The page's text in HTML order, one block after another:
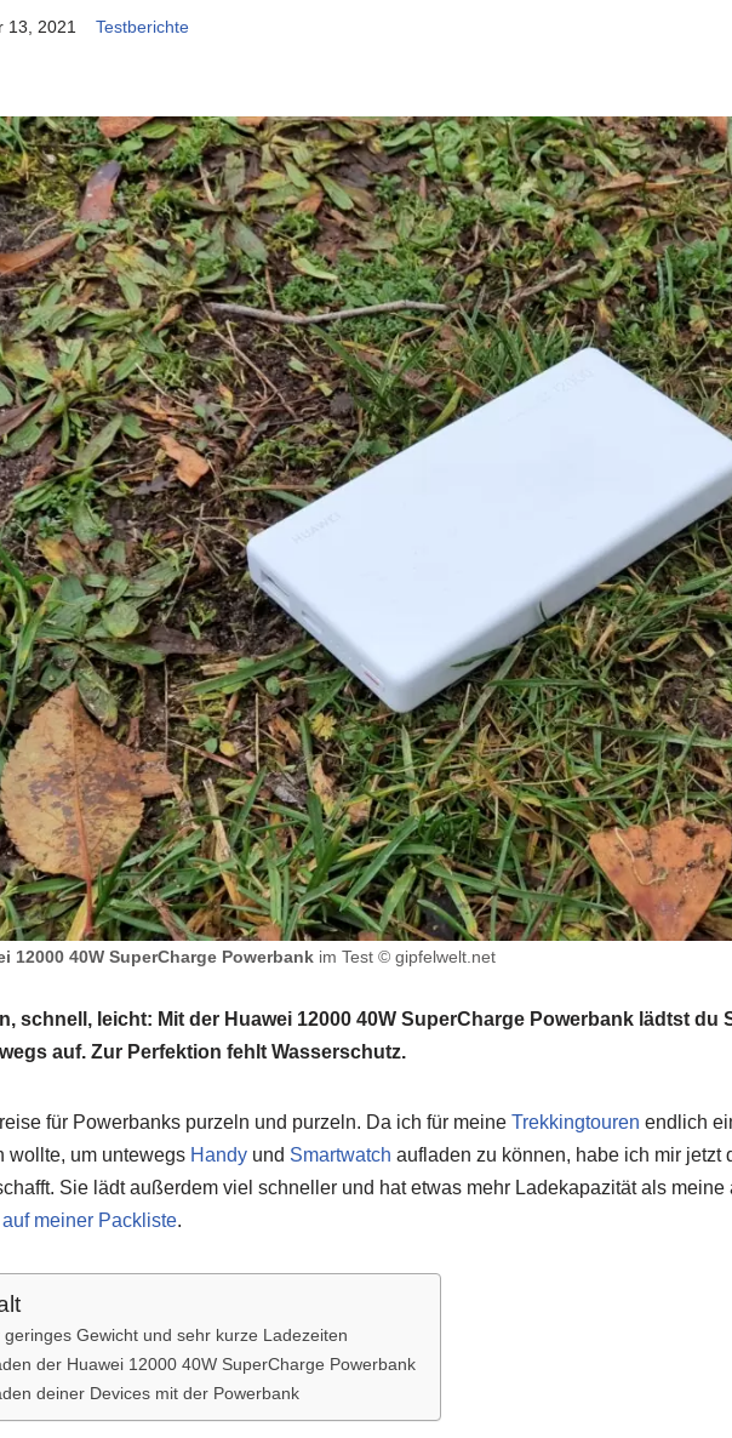
13, 2021 Testberichte
12000 40W SuperCharge Powerbank im Test © gipfelwelt.net
schnell, leicht: Mit der Huawei 12000 40W SuperCharge Powerbank lädtst du
auf. Zur Perfektion fehlt Wasserschutz.
für Powerbanks purzeln und purzeln. Da ich für meine Trekkingtouren endlich
wollte, um untewegs Handy und Smartwatch aufladen zu können, habe ich mir jetzt
Sie lädt außerdem viel schneller und hat etwas mehr Ladekapazität als
auf meiner Packliste.
geringes Gewicht und sehr kurze Ladezeiten
der Huawei 12000 40W SuperCharge Powerbank
deiner Devices mit der Powerbank